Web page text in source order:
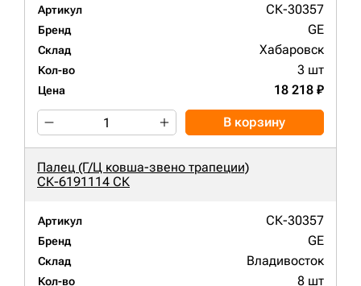
Артикул СК-30357
Бренд GE
Склад Хабаровск
Кол-во 3 шт
Цена 18 218 ₽
В корзину
Палец (Г/Ц ковша-звено трапеции)
СК-6191114 СК
Артикул СК-30357
Бренд GE
Склад Владивосток
Кол-во 8 шт